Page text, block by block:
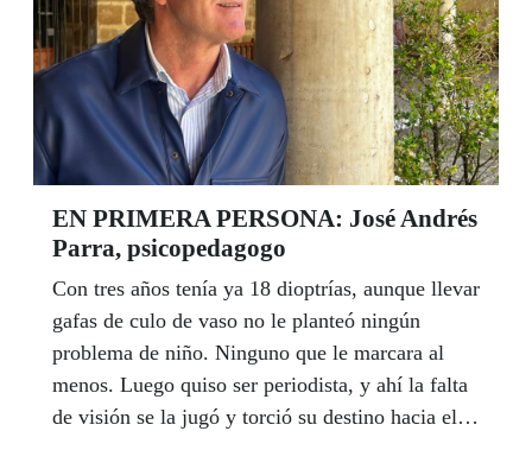
según destacó Cristóbal Martínez.
EN PRIMERA PERSONA: José Andrés
Parra, psicopedagogo
Con tres años tenía ya 18 dioptrías, aunque llevar
gafas de culo de vaso no le planteó ningún
problema de niño. Ninguno que le marcara al
menos. Luego quiso ser periodista, y ahí la falta
de visión se la jugó y torció su destino hacia el